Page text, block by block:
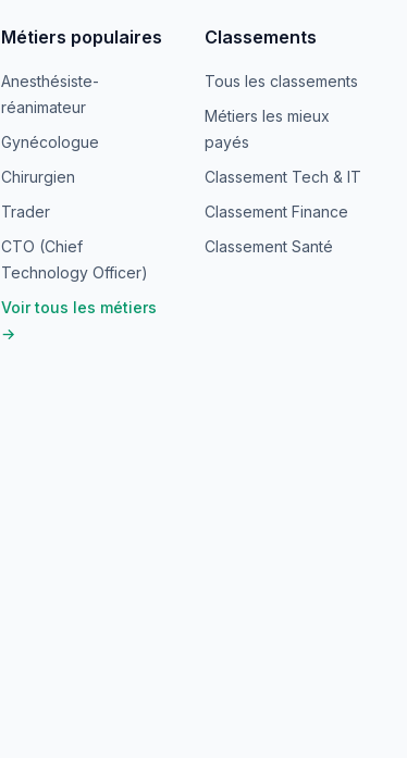
Métiers populaires
Anesthésiste-
réanimateur
Gynécologue
Chirurgien
Trader
CTO (Chief
Technology Officer)
Voir tous les métiers
→
Classements
Tous les classements
Métiers les mieux
payés
Classement Tech & IT
Classement Finance
Classement Santé